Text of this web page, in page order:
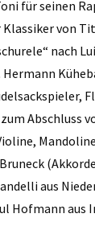
für seinen
von
nach
Abschluss
aus
Hofmann aus